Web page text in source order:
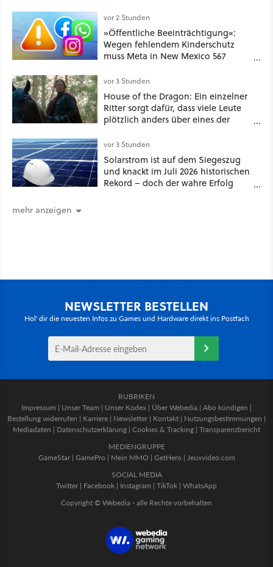
funktionierende PlayStation [Best of
GameStar]
vor 2 Stunden
»Öffentliche Beeinträchtigung«:
Wegen fehlendem Kinderschutz
muss Meta in New Mexico 567
vor 3 Stunden
House of the Dragon: Ein einzelner
Ritter sorgt dafür, dass viele Leute
plötzlich anders über eines der
Thrones denken
vor 3 Stunden
Solarstrom ist auf dem Siegeszug
und knackt im Juli 2026 historischen
Rekord – doch der wahre Erfolg
mehr anzeigen
NEWSLETTER BESTELLEN
Hol' dir die neuesten Infos zu Games und Hardware direkt ins Postfach
RUBRIKEN
Impressum | Unser Team | Unser Kodex | Über Webedia | Abo kündigen |
Bestellung widerrufen | Karriere | Newsletter | Kontakt | Nutzungsbestimmungen |
Mediadaten | Datenschutzerklärung | Cookies & Tracking | Transparenzbericht
MEDIENGRUPPE
GameStar| GamePro | Mein MMO | GetHero | Jeuxvideo.com
SOCIAL MEDIA
Twitter | Facebook | Instagram | TikTok | WhatsApp
Copyright © Webedia - alle Rechte vorbehalten